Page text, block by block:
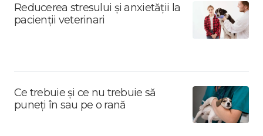
Reducerea stresului și anxietății la
pacienții veterinari
Ce trebuie și ce nu trebuie să
puneți în sau pe o rană